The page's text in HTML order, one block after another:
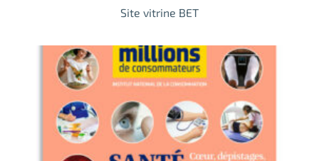
Site vitrine BET